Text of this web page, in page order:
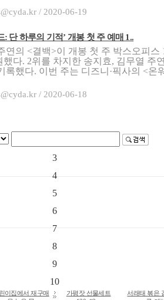
/ 2020-06-19
: 단 하루의 기적’ 개봉 첫 주 예매 1..
연의 <결백>이 개봉 첫 주 박스오피스
했다. 2위를 차지한 송지효, 김무열 주
록했다. 이번 주는 디즈니·픽사의 <온
/ 2020-06-18
3
4
5
6
7
8
9
10
이집에서 재구매
가평잣 선물세트
서래태 볶은